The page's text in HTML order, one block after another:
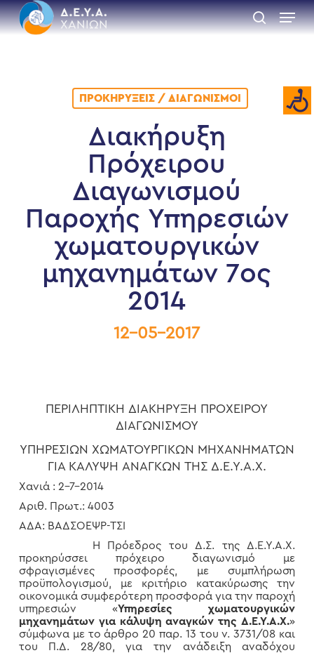
Skip
to
main
search
Menu
ΠΡΟΚΗΡΎΞΕΙΣ / ΔΙΑΓΩΝΙΣΜΟΊ
Διακήρυξη
Πρόχειρου
Διαγωνισμού
Παροχής Υπηρεσιών
χωματουργικών
μηχανημάτων 7ος
2014
12-05-2017
ΠΕΡΙΛΗΠΤΙΚΗ ΔΙΑΚΗΡΥΞΗ ΠΡΟΧΕΙΡΟΥ
ΔΙΑΓΩΝΙΣΜΟΥ
ΥΠΗΡΕΣΙΩΝ ΧΩΜΑΤΟΥΡΓΙΚΩΝ ΜΗΧΑΝΗΜΑΤΩΝ
ΓΙΑ ΚΑΛΥΨΗ ΑΝΑΓΚΩΝ ΤΗΣ Δ.Ε.Υ.Α.Χ.
Χανιά : 2-7-2014
Αριθ. Πρωτ.: 4003
ΑΔΑ: ΒΑΔΣΟΕΨΡ-ΤΣΙ
Η Πρόεδρος του Δ.Σ. της Δ.Ε.Υ.Α.Χ.
προκηρύσσει πρόχειρο διαγωνισμό με
σφραγισμένες προσφορές, με συμπλήρωση
προϋπολογισμού, με κριτήριο κατακύρωσης την
οικονομικά συμφερότερη προσφορά για την παροχή
υπηρεσιών «Υπηρεσίες χωματουργικών
μηχανημάτων για κάλυψη αναγκών της Δ.Ε.Υ.Α.Χ.»
σύμφωνα με το άρθρο 20 παρ. 13 του ν. 3731/08 και
του Π.Δ. 28/80, για την ανάδειξη αναδόχου